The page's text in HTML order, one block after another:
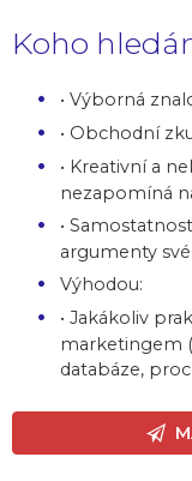
Koho
• Výborná
• Obchodní
• Kreativní a
nezapomíná
•
argumenty
Výhodou:
• Jakákoliv
marketingem
databáze,